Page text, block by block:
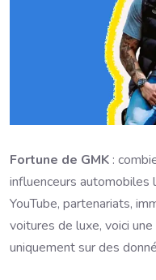
Fortune de GMK :
influenceurs automobiles
YouTube, partenariats,
voitures de luxe, voici
uniquement sur des